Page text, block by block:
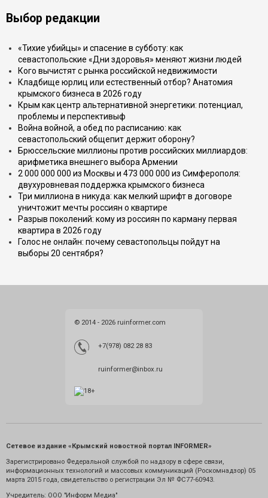
Выбор редакции
«Тихие убийцы» и спасение в субботу: как
севастопольские «Дни здоровья» меняют жизни людей
Кого вычистят с рынка российской недвижимости
Кладбище юрлиц или естественный отбор? Анатомия
крымского бизнеса в 2026 году
Крым как центр альтернативной энергетики: потенциал,
проблемы и перспективыф
Война войной, а обед по расписанию: как
севастопольский общепит держит оборону?
Брюссельские миллионы против российских миллиардов:
арифметика внешнего выбора Армении
2 000 000 000 из Москвы и 473 000 000 из Симферополя:
двухуровневая поддержка крымского бизнеса
Три миллиона в никуда: как мелкий шрифт в договоре
уничтожит мечты россиян о квартире
Разрыв поколений: кому из россиян по карману первая
квартира в 2026 году
Голос не онлайн: почему севастопольцы пойдут на
выборы 20 сентября?
© 2014 - 2026 ruinformer.com
+7(978) 082 28 83
ruinformer@inbox.ru
Сетевое издание «Крымский новостной портал INFORMER»
Зарегистрировано Федеральной службой по надзору в сфере связи,
информационных технологий и массовых коммуникаций (Роскомнадзор) 05
марта 2015 года, свидетельство о регистрации Эл № ФС77-60943.
Учредитель: ООО "Информ Медиа"